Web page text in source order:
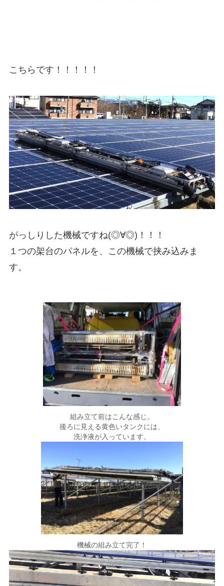
こちらです！！！！！
がっしりした機械ですね(◎∀◎)！！！
１つの架台のパネルを、この機械で挟み込みま
す。
組み立て前はこんな感じ。
後ろに見える黄色いタンクには、
洗浄液が入っています。
機械の組み立て完了！